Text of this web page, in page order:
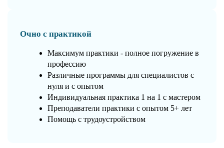
Очно с практикой
Максимум практики - полное погружение в
профессию
Различные программы для специалистов с
нуля и с опытом
Индивидуальная практика 1 на 1 с мастером
Преподаватели практики с опытом 5+ лет
Помощь с трудоустройством